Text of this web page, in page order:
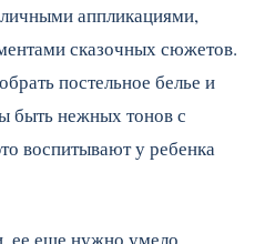
аппликациями,
сказочных сюжетов.
постельное белье и
быть нежных тонов с
воспитывают у ребенка
ее еще нужно умело